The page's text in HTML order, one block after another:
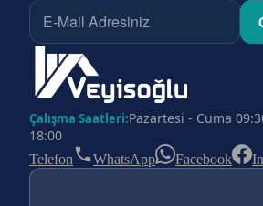
Çalışma Saatleri:Pazartesi - Cuma
18:00
Telefon WhatsApp Facebook